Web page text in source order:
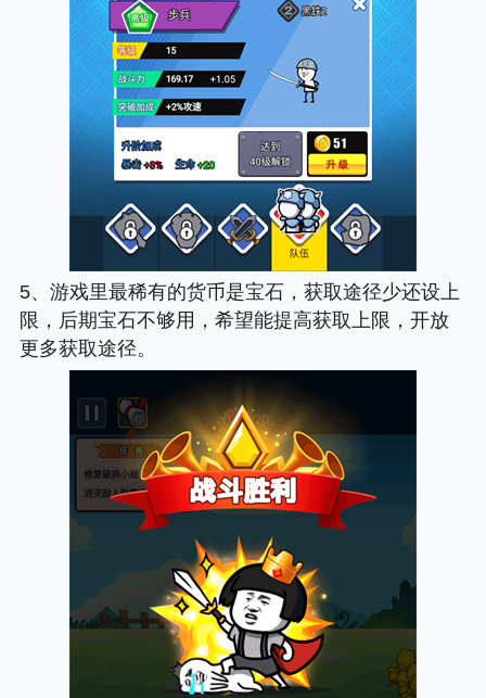
5、游戏里最稀有的货币是宝石，获取途径少还设上
限，后期宝石不够用，希望能提高获取上限，开放
更多获取途径。